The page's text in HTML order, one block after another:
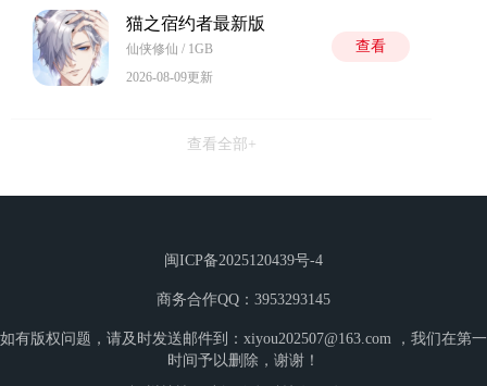
猫之宿约者最新版
仙侠修仙 / 1GB
2026-08-09更新
查看
查看全部+
闽ICP备2025120439号-4
商务合作QQ：3953293145
如有版权问题，请及时发送邮件到：xiyou202507@163.com ，我们在第一
时间予以删除，谢谢！